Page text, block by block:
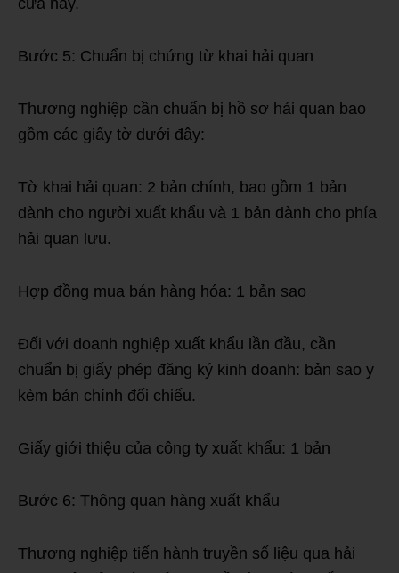
cửa này.
Bước 5: Chuẩn bị chứng từ khai hải quan
Thương nghiệp cần chuẩn bị hồ sơ hải quan bao
gồm các giấy tờ dưới đây:
Tờ khai hải quan: 2 bản chính, bao gồm 1 bản
dành cho người xuất khẩu và 1 bản dành cho phía
hải quan lưu.
Hợp đồng mua bán hàng hóa: 1 bản sao
Đối với doanh nghiệp xuất khẩu lần đầu, cần
chuẩn bị giấy phép đăng ký kinh doanh: bản sao y
kèm bản chính đối chiếu.
Giấy giới thiệu của công ty xuất khẩu: 1 bản
Bước 6: Thông quan hàng xuất khẩu
Thương nghiệp tiến hành truyền số liệu qua hải